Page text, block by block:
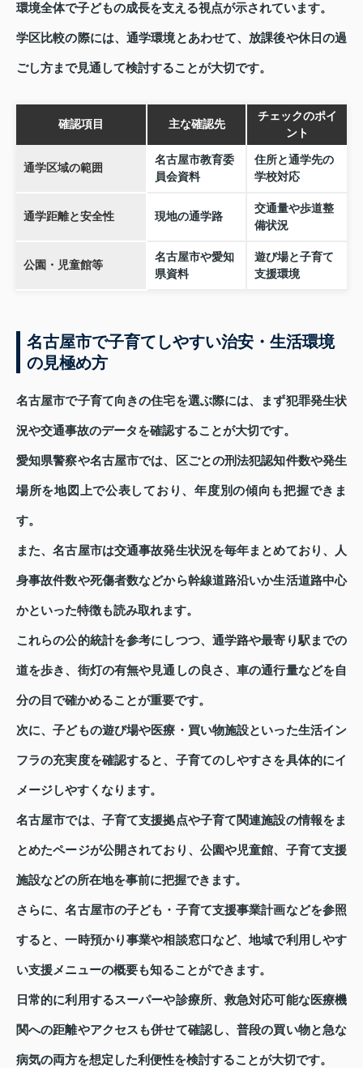
環境全体で子どもの成長を支える視点が示されています。
学区比較の際には、通学環境とあわせて、放課後や休日の過
ごし方まで見通して検討することが大切です。
確認項目 主な確認先
チェックのポイ
ント
通学区域の範囲
名古屋市教育委
員会資料
住所と通学先の
学校対応
通学距離と安全性 現地の通学路
交通量や歩道整
備状況
公園・児童館等
名古屋市や愛知
県資料
遊び場と子育て
支援環境
名古屋市で子育てしやすい治安・生活環境
の見極め方
名古屋市で子育て向きの住宅を選ぶ際には、まず犯罪発生状
況や交通事故のデータを確認することが大切です。
愛知県警察や名古屋市では、区ごとの刑法犯認知件数や発生
場所を地図上で公表しており、年度別の傾向も把握できま
す。
また、名古屋市は交通事故発生状況を毎年まとめており、人
身事故件数や死傷者数などから幹線道路沿いか生活道路中心
かといった特徴も読み取れます。
これらの公的統計を参考にしつつ、通学路や最寄り駅までの
道を歩き、街灯の有無や見通しの良さ、車の通行量などを自
分の目で確かめることが重要です。
次に、子どもの遊び場や医療・買い物施設といった生活イン
フラの充実度を確認すると、子育てのしやすさを具体的にイ
メージしやすくなります。
名古屋市では、子育て支援拠点や子育て関連施設の情報をま
とめたページが公開されており、公園や児童館、子育て支援
施設などの所在地を事前に把握できます。
さらに、名古屋市の子ども・子育て支援事業計画などを参照
すると、一時預かり事業や相談窓口など、地域で利用しやす
い支援メニューの概要も知ることができます。
日常的に利用するスーパーや診療所、救急対応可能な医療機
関への距離やアクセスも併せて確認し、普段の買い物と急な
病気の両方を想定した利便性を検討することが大切です。